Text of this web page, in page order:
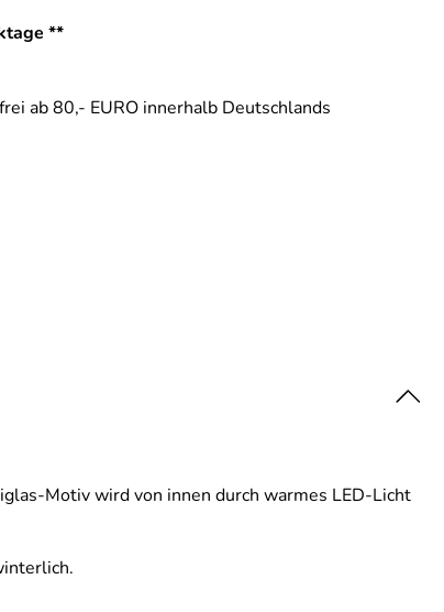
**
ab 80,- EURO innerhalb Deutschlands
Motiv wird von innen durch warmes LED-Licht